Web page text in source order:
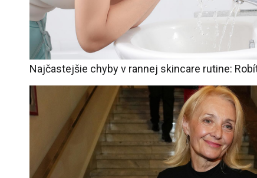
Najčastejšie chyby v rannej skincare rutine: